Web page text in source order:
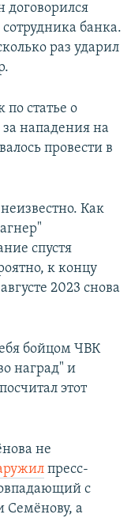
договорился
банка.
раз ударил
статье о
нападения на
провести в
Как
спустя
к концу
2023 снова
бойцом ЧВК
наград" и
этот
не
пресс-
с
Семёнову, а